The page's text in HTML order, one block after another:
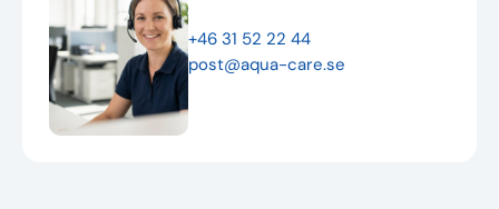
+46 31 52 22 44
post@aqua-care.se